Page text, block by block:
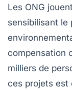
Les ONG
sensibilisant le
compensation
milliers de
ces projets est